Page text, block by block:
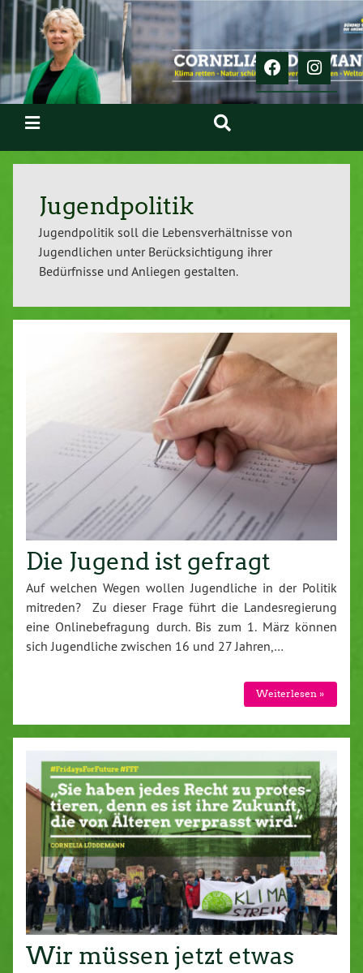
Jugendpolitik
Jugendpolitik soll die Lebensverhältnisse von
Jugendlichen unter Berücksichtigung ihrer
Bedürfnisse und Anliegen gestalten.
Die Jugend ist gefragt
Auf welchen Wegen wollen Jugendliche in der Politik
mitreden? Zu dieser Frage führt die Landesregierung
eine Onlinebefragung durch. Bis zum 1. März können
sich Jugendliche zwischen 16 und 27 Jahren,…
Weiterlesen »
Wir müssen jetzt etwas